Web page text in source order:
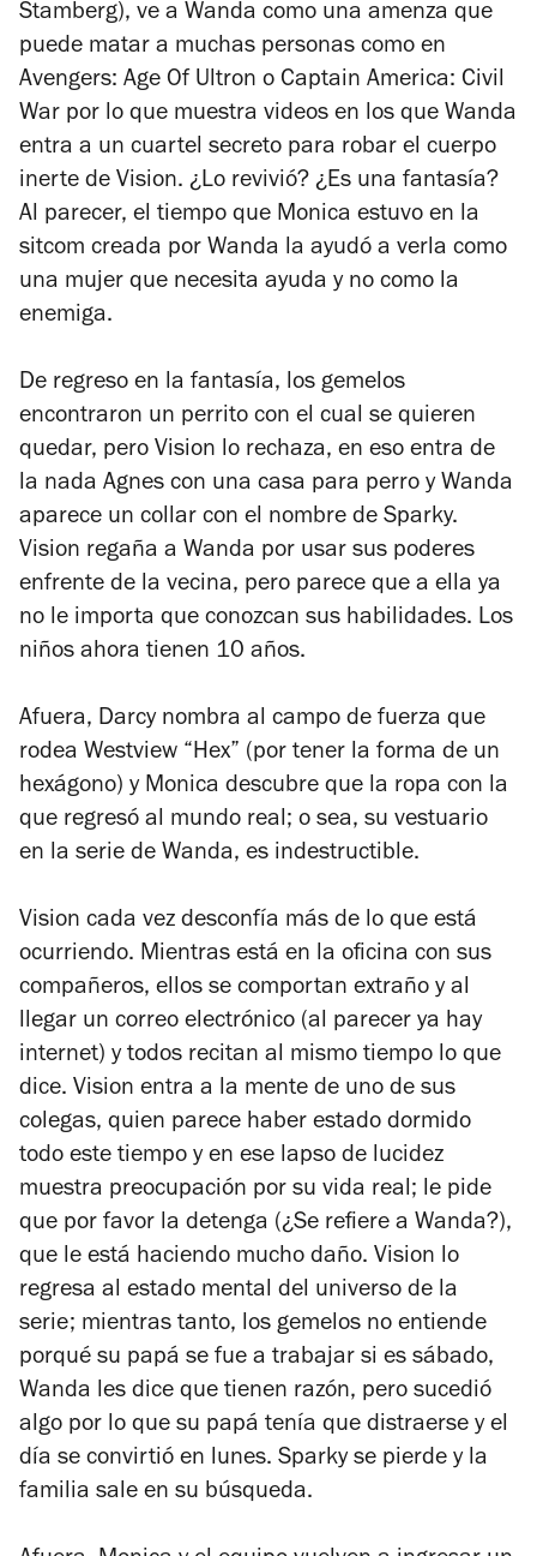
Stamberg), ve a Wanda como una amenza que
puede matar a muchas personas como en
Avengers: Age Of Ultron o Captain America: Civil
War por lo que muestra videos en los que Wanda
entra a un cuartel secreto para robar el cuerpo
inerte de Vision. ¿Lo revivió? ¿Es una fantasía?
Al parecer, el tiempo que Monica estuvo en la
sitcom creada por Wanda la ayudó a verla como
una mujer que necesita ayuda y no como la
enemiga.
De regreso en la fantasía, los gemelos
encontraron un perrito con el cual se quieren
quedar, pero Vision lo rechaza, en eso entra de
la nada Agnes con una casa para perro y Wanda
aparece un collar con el nombre de Sparky.
Vision regaña a Wanda por usar sus poderes
enfrente de la vecina, pero parece que a ella ya
no le importa que conozcan sus habilidades. Los
niños ahora tienen 10 años.
Afuera, Darcy nombra al campo de fuerza que
rodea Westview “Hex” (por tener la forma de un
hexágono) y Monica descubre que la ropa con la
que regresó al mundo real; o sea, su vestuario
en la serie de Wanda, es indestructible.
Vision cada vez desconfía más de lo que está
ocurriendo. Mientras está en la oficina con sus
compañeros, ellos se comportan extraño y al
llegar un correo electrónico (al parecer ya hay
internet) y todos recitan al mismo tiempo lo que
dice. Vision entra a la mente de uno de sus
colegas, quien parece haber estado dormido
todo este tiempo y en ese lapso de lucidez
muestra preocupación por su vida real; le pide
que por favor la detenga (¿Se refiere a Wanda?),
que le está haciendo mucho daño. Vision lo
regresa al estado mental del universo de la
serie; mientras tanto, los gemelos no entiende
porqué su papá se fue a trabajar si es sábado,
Wanda les dice que tienen razón, pero sucedió
algo por lo que su papá tenía que distraerse y el
día se convirtió en lunes. Sparky se pierde y la
familia sale en su búsqueda.